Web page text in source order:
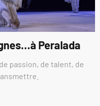
Peralada
passion, de talent, de